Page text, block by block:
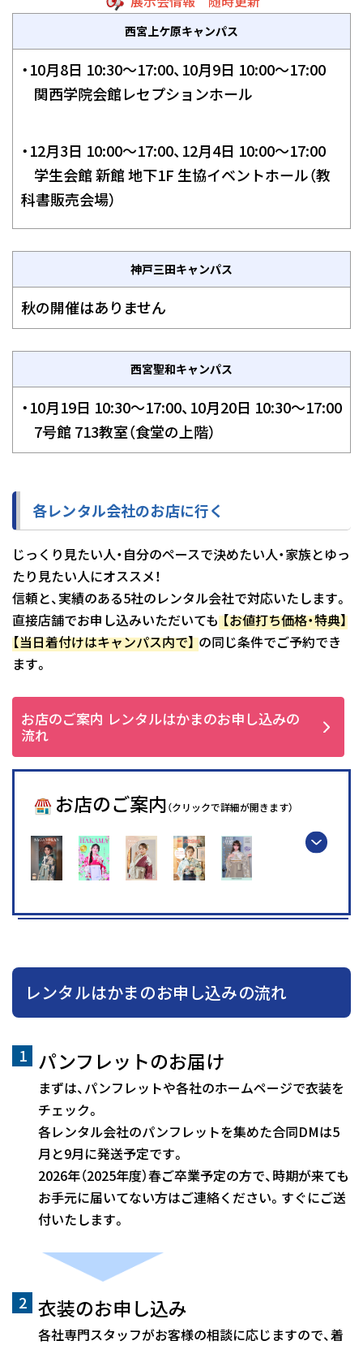
西宮上ケ原キャンパス
・10月8日 10:30～17:00、10月9日 10:00～17:00
関西学院会館レセプションホール
・12月3日 10:00～17:00、12月4日 10:00～17:00
学生会館 新館 地下1F 生協イベントホール（教
科書販売会場）
神戸三田キャンパス
秋の開催はありません
西宮聖和キャンパス
・10月19日 10:30～17:00、10月20日 10:30～17:00
7号館 713教室（食堂の上階）
各レンタル会社のお店に行く
じっくり見たい人・自分のペースで決めたい人・家族とゆっ
たり見たい人にオススメ！
信頼と、実績のある5社のレンタル会社で対応いたします。
直接店舗でお申し込みいただいても 【お値打ち価格・特典】
【当日着付けはキャンパス内で】 の同じ条件でご予約でき
ます。
お店のご案内 レンタルはかまのお申し込みの
流れ
お店のご案内（クリックで詳細が開きます）
レンタルはかまのお申し込みの流れ
パンフレットのお届け
まずは、パンフレットや各社のホームページで衣装を
チェック。
各レンタル会社のパンフレットを集めた合同DMは5
月と9月に発送予定です。
2026年（2025年度）春ご卒業予定の方で、時期が来ても
お手元に届いてない方はご連絡ください。すぐにご送
付いたします。
衣装のお申し込み
各社専門スタッフがお客様の相談に応じますので、着